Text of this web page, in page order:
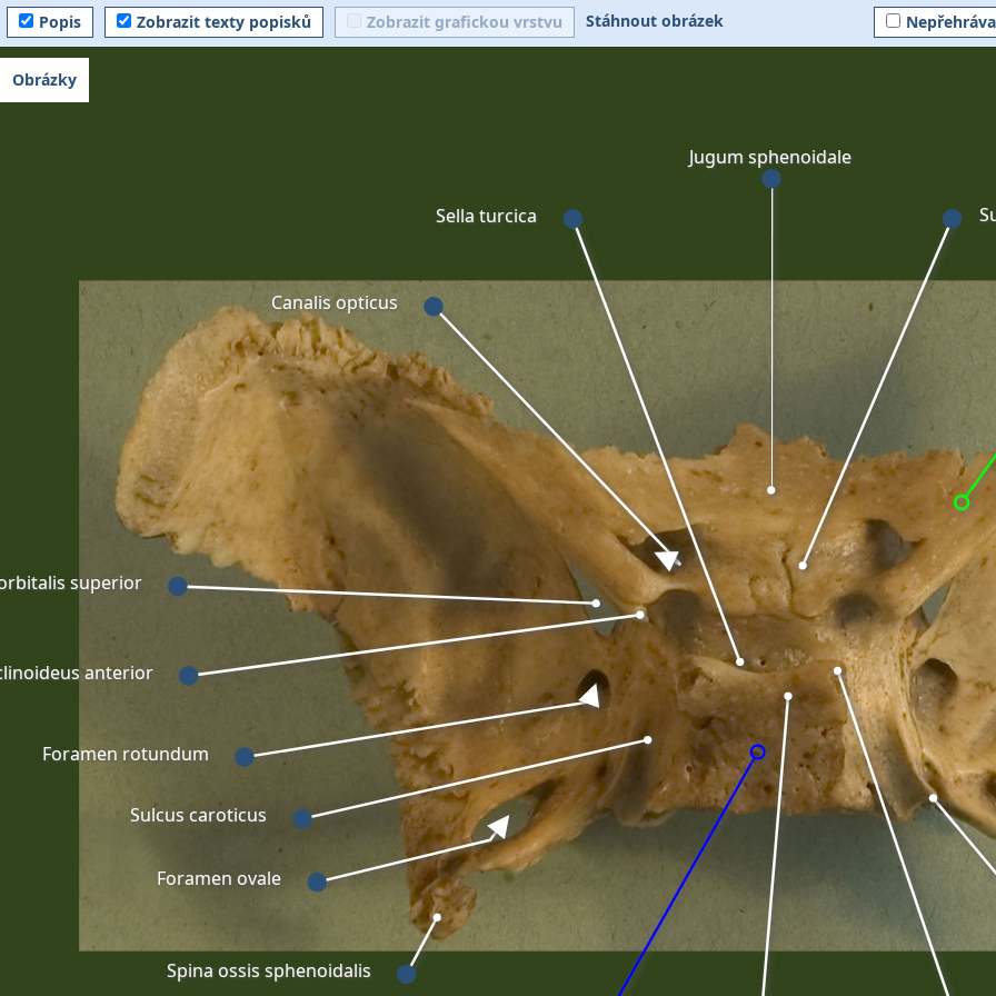
Popis Zobrazit texty popisků Zobrazit grafickou vrstvu Stáhnout obrázek
Foramen ovale
Foramen rotundum
Canalis opticus
Spina ossis sphenoidalis
superior
anterior
Sulcus caroticus
Sella turcica
Jugum sphenoidale
Obrázky